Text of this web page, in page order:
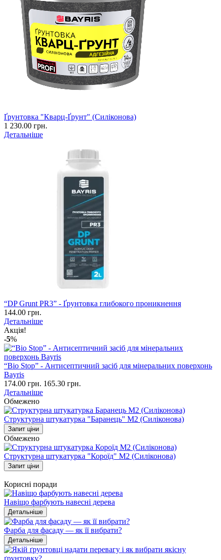
Ґрунтовка "Кварц-Ґрунт" (Силіконова)
1 230.00 грн.
Детальніше
“DP Grunt PR3” - Ґрунтовка глибокого проникнення
144.00 грн.
Детальніше
Акція!
-5%
“Bio Stop” - Антисептичний засіб для мінеральних поверхонь
Bayris
174.00 грн. 165.30 грн.
Детальніше
Обмежено
Структурна штукатурка "Баранець" М2 (Силіконова)
Запит ціни
Обмежено
Структурна штукатурка "Короїд" М2 (Силіконова)
Запит ціни
Корисні поради
Навіщо фарбують навесні дерева
Детальніше
Фарба для фасаду — як її вибрати?
Детальніше